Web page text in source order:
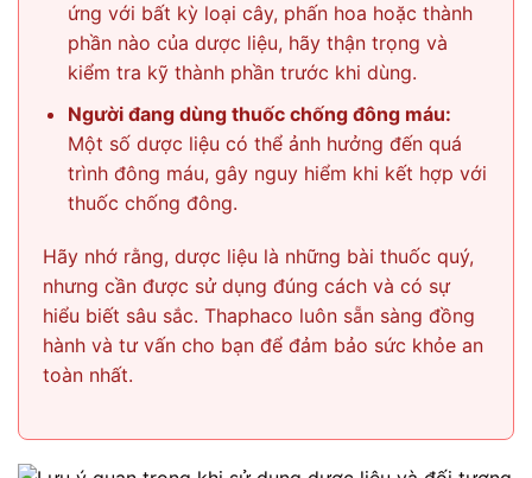
ứng với bất kỳ loại cây, phấn hoa hoặc thành
phần nào của dược liệu, hãy thận trọng và
kiểm tra kỹ thành phần trước khi dùng.
Người đang dùng thuốc chống đông máu:
Một số dược liệu có thể ảnh hưởng đến quá
trình đông máu, gây nguy hiểm khi kết hợp với
thuốc chống đông.
Hãy nhớ rằng, dược liệu là những bài thuốc quý,
nhưng cần được sử dụng đúng cách và có sự
hiểu biết sâu sắc. Thaphaco luôn sẵn sàng đồng
hành và tư vấn cho bạn để đảm bảo sức khỏe an
toàn nhất.